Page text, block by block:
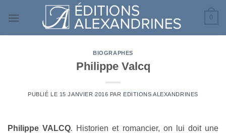
BIOGRAPHES
Philippe Valcq
PUBLIÉ LE 15 JANVIER 2016 PAR EDITIONS ALEXANDRINES
PhilippeVALCQ. Historien et romancier, on lui doit une